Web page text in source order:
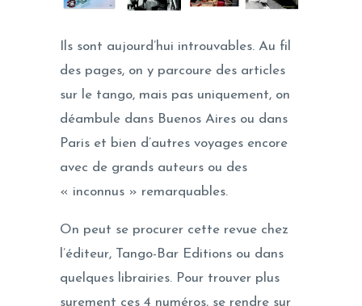
Ils sont aujourd’hui introuvables. Au fil
des pages, on y parcoure des articles
sur le tango, mais pas uniquement, on
déambule dans Buenos Aires ou dans
Paris et bien d’autres voyages encore
avec de grands auteurs ou des
« inconnus » remarquables.
On peut se procurer cette revue chez
l’éditeur, Tango-Bar Editions ou dans
quelques librairies. Pour trouver plus
surement ces 4 numéros, se rendre sur